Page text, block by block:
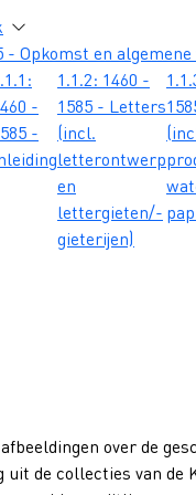
- Opkomst en
-
-
1.1.2: 1460 -
1585 - Letters
(incl.
letterontwerp
en
lettergieten/-
gieterijen)
over de
de collecties van de